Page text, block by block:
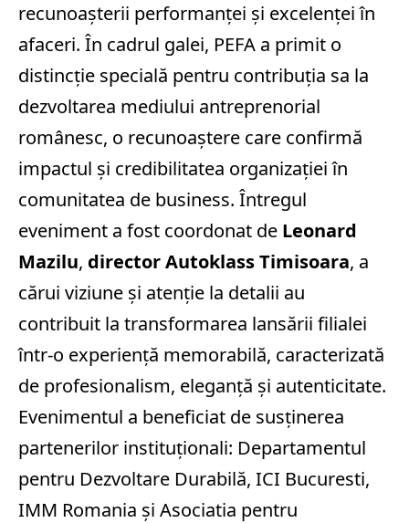
recunoașterii performanței și excelenței în
afaceri. În cadrul galei, PEFA a primit o
distincție specială pentru contribuția sa la
dezvoltarea mediului antreprenorial
românesc, o recunoaștere care confirmă
impactul și credibilitatea organizației în
comunitatea de business. Întregul
eveniment a fost coordonat de Leonard
Mazilu, director Autoklass Timisoara, a
cărui viziune și atenție la detalii au
contribuit la transformarea lansării filialei
într-o experiență memorabilă, caracterizată
de profesionalism, eleganță și autenticitate.
Evenimentul a beneficiat de susținerea
partenerilor instituționali: Departamentul
pentru Dezvoltare Durabilă, ICI Bucuresti,
IMM Romania și Asociatia pentru